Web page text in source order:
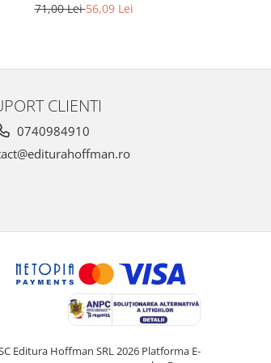
71,00 Lei56,09 Lei
CLIENTI
0740984910
Editura Hoffman SRL 2026 Platforma E-